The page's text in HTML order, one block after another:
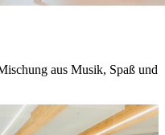
aus Musik, Spaß und